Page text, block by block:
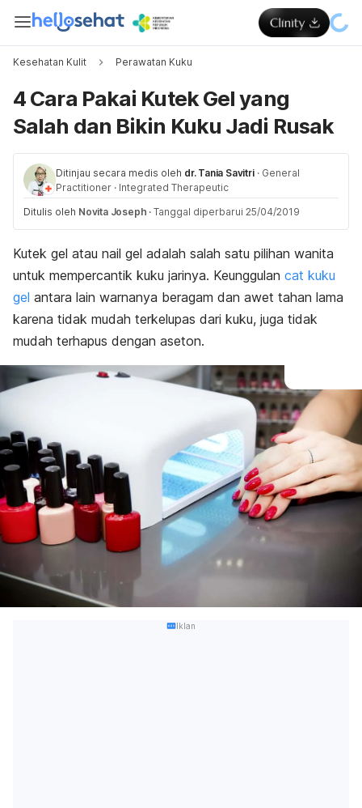
Kesehatan Kulit Perawatan Kuku
4 Cara Pakai Kutek Gel yang
Salah dan Bikin Kuku Jadi Rusak
Ditinjau secara medis oleh dr. Tania Savitri · General
Practitioner · Integrated Therapeutic
Ditulis oleh Novita Joseph · Tanggal diperbarui 25/04/2019
Kutek gel atau nail gel adalah salah satu pilihan wanita
untuk mempercantik kuku jarinya. Keunggulan cat kuku
gel antara lain warnanya beragam dan awet tahan lama
karena tidak mudah terkelupas dari kuku, juga tidak
mudah terhapus dengan aseton.
Iklan